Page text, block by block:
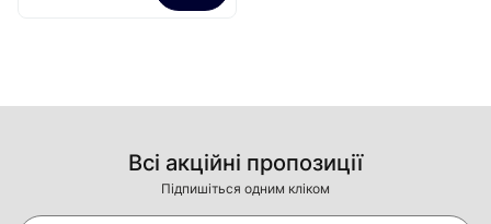
Всі акційні пропозиції
Підпишіться одним кліком